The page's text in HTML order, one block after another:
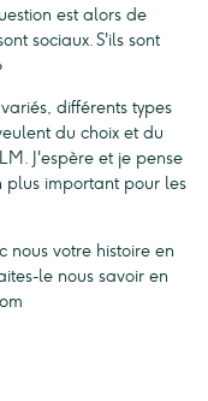
est alors de
sociaux. S'ils sont
différents types
du choix et du
J'espère et je pense
important pour les
nous votre histoire en
le nous savoir en